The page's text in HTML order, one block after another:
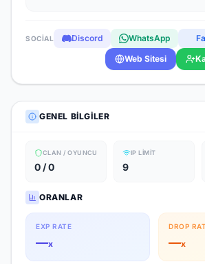
SOCIAL Discord WhatsApp
Web Sitesi
GENEL BILGILER
CLAN / OYUNCU
0 / 0
IP LIMIT
9
ORANLAR
EXP RATE
—x
DROP
—x